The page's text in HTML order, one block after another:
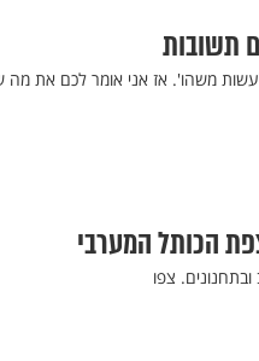
תשובות
לעשות משהו'. אז אני אומר לכם את מה
הכותל המערבי
צפו